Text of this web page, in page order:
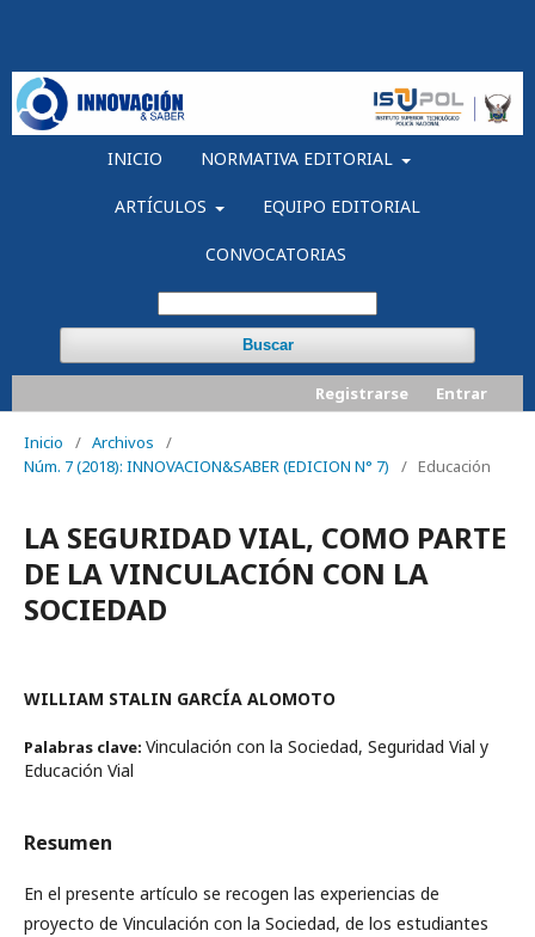
INICIO NORMATIVA EDITORIAL
ARTÍCULOS EQUIPO EDITORIAL
CONVOCATORIAS
Buscar
Registrarse Entrar
Inicio / Archivos
/
Núm. 7 (2018): INNOVACION&SABER (EDICION N° 7)
/ Educación
LA SEGURIDAD VIAL, COMO PARTE
DE LA VINCULACIÓN CON LA
SOCIEDAD
WILLIAM STALIN GARCÍA ALOMOTO
Palabras clave: Vinculación con la Sociedad, Seguridad Vial y
Educación Vial
Resumen
En el presente artículo se recogen las experiencias de
proyecto de Vinculación con la Sociedad, de los estudiantes